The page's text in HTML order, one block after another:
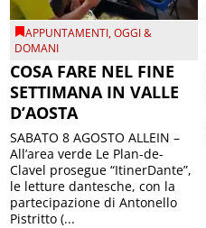
APPUNTAMENTI,OGGI &
DOMANI
COSA FARE NEL FINE
SETTIMANA IN VALLE
D’AOSTA
SABATO 8 AGOSTO ALLEIN –
All’area verde Le Plan-de-
Clavel prosegue “ItinerDante”,
le letture dantesche, con la
partecipazione di Antonello
Pistritto (...